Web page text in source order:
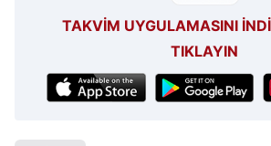
TAKVİM UYGULAMASINI
TIKLAYIN